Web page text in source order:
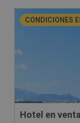
CONDICIONES
Hotel en venta